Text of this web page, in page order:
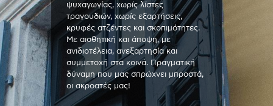
ψυχαγωγίας, χωρίς λίστες
τραγουδιών, χωρίς εξαρτήσεις,
κρυφές ατζέντες και σκοπιμότητες.
Με αισθητική και άποψη, με
ανιδιοτέλεια, ανεξαρτησία και
συμμετοχή στα κοινά. Πραγματική
δύναμη που μας σπρώχνει μπροστά,
οι ακροατές μας!